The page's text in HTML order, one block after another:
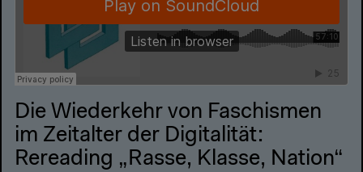
Die Wiederkehr von Faschismen
im Zeitalter der Digitalität:
Rereading „Rasse, Klasse, Nation“